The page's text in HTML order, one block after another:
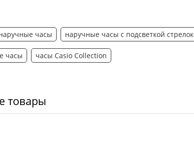
часы наручные часы с подсветкой стрелок
часы часы Casio Collection
товары